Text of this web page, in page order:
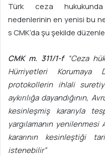
Türk ceza hukukunda
nedenlerinin en yenisi bu
s CMK’da şu şekilde
CMK m. 311/1-f “Ceza
Hürriyetleri
protokollerin ihlali
aykırılığa dayandığının,
kesinleşmiş kararıyla
yargılamanın yenilenmesi
kararının kesinleştiği
istenebilir”